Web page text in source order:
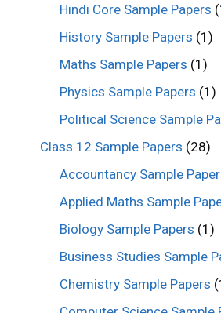
Hindi Core Sample Papers
History Sample Papers (1)
Maths Sample Papers (1)
Physics Sample Papers (1)
Political Science Sample
Class 12 Sample Papers (28)
Accountancy Sample
Applied Maths Sample
Biology Sample Papers (1)
Business Studies Sample
Chemistry Sample Papers